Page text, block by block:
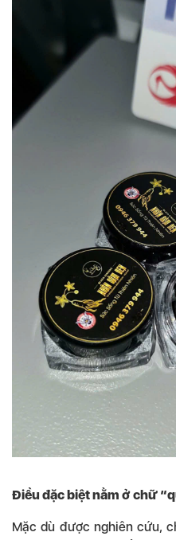
Điều đặc biệt nằm ở chữ
Mặc dù được nghiên cứu,